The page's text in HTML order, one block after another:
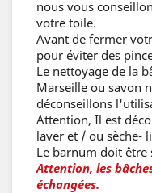
nous vous
votre toile.
Avant de fermer
pour éviter des
Le nettoyage de la
Marseille ou savon
déconseillons
Attention, Il est
laver et / ou sèche-
Le barnum doit être
Attention, les
échangées.